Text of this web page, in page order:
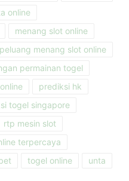
online
menang slot online
peluang menang slot online
permainan togel
prediksi hk
togel singapore
rtp mesin slot
terpercaya
togel online
unta